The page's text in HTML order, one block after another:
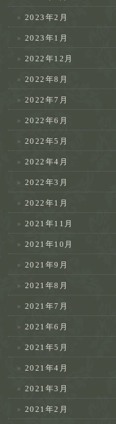
2023年2月
2023年1月
2022年12月
2022年8月
2022年7月
2022年6月
2022年5月
2022年4月
2022年3月
2022年1月
2021年11月
2021年10月
2021年9月
2021年8月
2021年7月
2021年6月
2021年5月
2021年4月
2021年3月
2021年2月